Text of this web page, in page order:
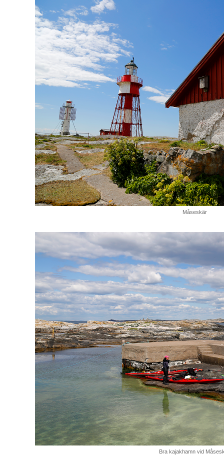
Måseskär
Bra kajakhamn vid